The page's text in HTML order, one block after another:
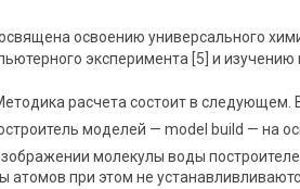
освоению универсального
эксперимента [5] и изучению
расчета состоит в
моделей — model build — на
молекулы воды
атомов при этом не